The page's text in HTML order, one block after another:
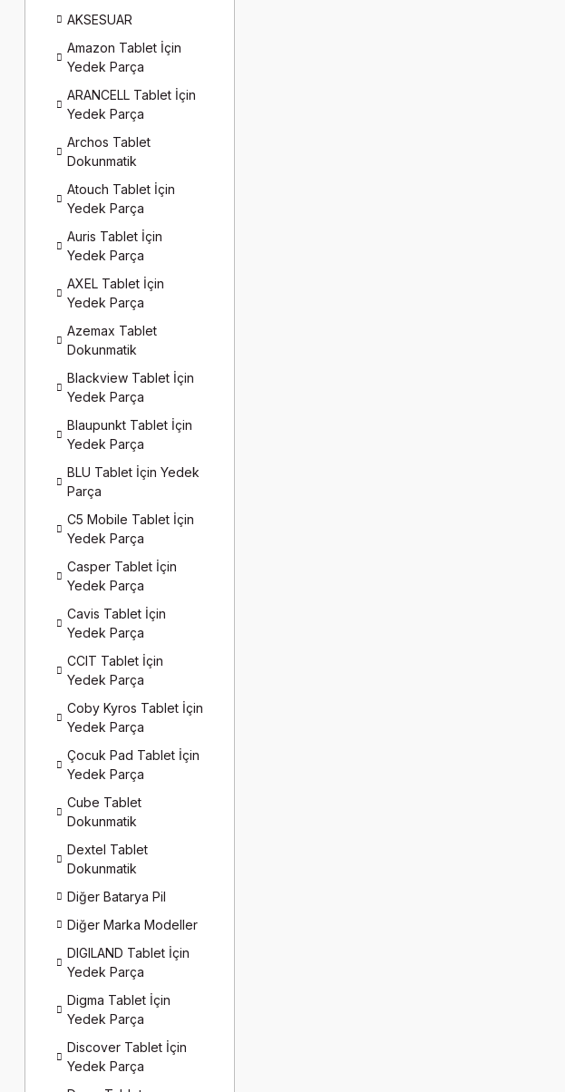
AKSESUAR
Amazon Tablet İçin
Yedek Parça
ARANCELL Tablet İçin
Yedek Parça
Archos Tablet
Dokunmatik
Atouch Tablet İçin
Yedek Parça
Auris Tablet İçin
Yedek Parça
AXEL Tablet İçin
Yedek Parça
Azemax Tablet
Dokunmatik
Blackview Tablet İçin
Yedek Parça
Blaupunkt Tablet İçin
Yedek Parça
BLU Tablet İçin Yedek
Parça
C5 Mobile Tablet İçin
Yedek Parça
Casper Tablet İçin
Yedek Parça
Cavis Tablet İçin
Yedek Parça
CCIT Tablet İçin
Yedek Parça
Coby Kyros Tablet İçin
Yedek Parça
Çocuk Pad Tablet İçin
Yedek Parça
Cube Tablet
Dokunmatik
Dextel Tablet
Dokunmatik
Diğer Batarya Pil
Diğer Marka Modeller
DIGILAND Tablet İçin
Yedek Parça
Digma Tablet İçin
Yedek Parça
Discover Tablet İçin
Yedek Parça